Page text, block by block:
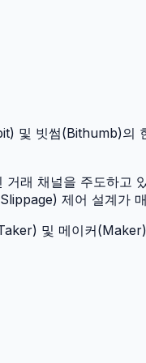
및 빗썸(Bithumb)
래 채널을 주도하고
제어 설계가
및 메이커